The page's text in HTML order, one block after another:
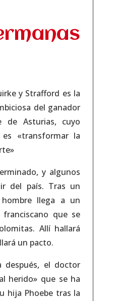
y Strafford es la
del ganador
de Asturias, cuyo
es «transformar la
y algunos
del país. Tras un
llega a un
que se
Allí hallará
un pacto.
después, el doctor
herido» que se ha
hija Phoebe tras la